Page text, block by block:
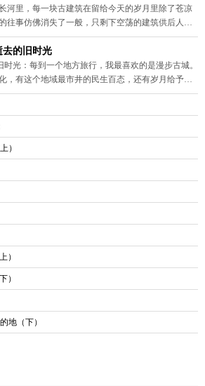
河里，每一块古建筑在留给今天的岁月里除了苍凉
往事仿佛消失了一般，只剩下空荡的建筑供后人以
座历史古都，顺化最有代表性的恐就是那一座北京
去的旧时光
光：每到一个地方旅行，我最喜欢的是漫步古城。
，有这个地域最市井的民生百态，还有岁月给予它
我到了越南会安古城--寻找逝去的旧时光。
）
）
）
地（下）